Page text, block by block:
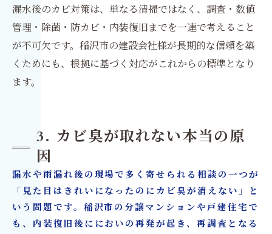
漏水後のカビ対策は、単なる清掃ではなく、調査・数値
管理・除菌・防カビ・内装復旧までを一連で考えること
が不可欠です。稲沢市の建設会社様が長期的な信頼を築
くためにも、根拠に基づく対応がこれからの標準となり
ます。
3. カビ臭が取れない本当の原
因
漏水や雨漏れ後の現場で多く寄せられる相談の一つが
「見た目はきれいになったのにカビ臭が消えない」と
いう問題です。稲沢市の分譲マンションや戸建住宅で
も、内装復旧後ににおいの再発が起き、再調査となる